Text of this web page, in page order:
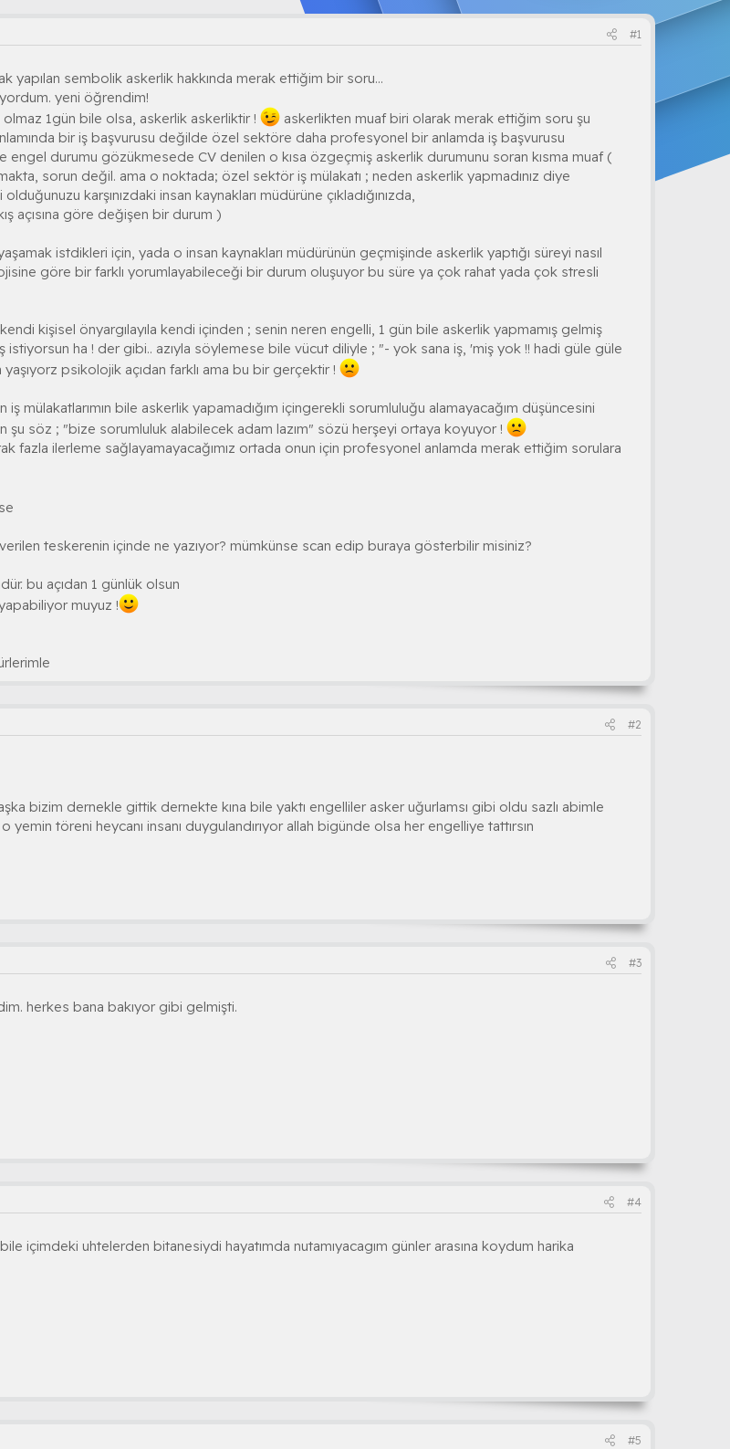
#1
yapılan sembolik askerlik hakkında merak ettiğim bir soru...
yeni öğrendim!
olmaz 1gün bile olsa, askerlik askerliktir !
askerlikten muaf biri olarak merak ettiğim soru şu
bir iş başvurusu değilde özel sektöre daha profesyonel bir anlamda iş başvurusu
engel durumu gözükmesede CV denilen o kısa özgeçmiş askerlik durumunu soran kısma muaf (
sorun değil. ama o noktada; özel sektör iş mülakatı ; neden askerlik yapmadınız diye
karşınızdaki insan kaynakları müdürüne çıkladığınızda,
açısına göre değişen bir durum )
istdikleri için, yada o insan kaynakları müdürünün geçmişinde askerlik yaptığı süreyi nasıl
göre bir farklı yorumlayabileceği bir durum oluşuyor bu süre ya çok rahat yada çok stresli
kişisel önyargılayıla kendi içinden ; senin neren engelli, 1 gün bile askerlik yapmamış gelmiş
ha ! der gibi.. azıyla söylemese bile vücut diliyle ; "- yok sana iş, 'miş yok !! hadi güle güle
psikolojik açıdan farklı ama bu bir gerçektir !
mülakatlarımın bile askerlik yapamadığım içingerekli sorumluluğu alamayacağım düşüncesini
şu söz ; "bize sorumluluk alabilecek adam lazım" sözü herşeyi ortaya koyuyor !
fazla ilerleme sağlayamayacağımız ortada onun için profesyonel anlamda merak ettiğim sorulara
teskerenin içinde ne yazıyor? mümkünse scan edip buraya gösterbilir misiniz?
bu açıdan 1 günlük olsun
muyuz !
#2
bizim dernekle gittik dernekte kına bile yaktı engelliler asker uğurlamsı gibi oldu sazlı abimle
yemin töreni heycanı insanı duygulandırıyor allah bigünde olsa her engelliye tattırsın
#3
herkes bana bakıyor gibi gelmişti.
#4
içimdeki uhtelerden bitanesiydi hayatımda nutamıyacagım günler arasına koydum harika
#5